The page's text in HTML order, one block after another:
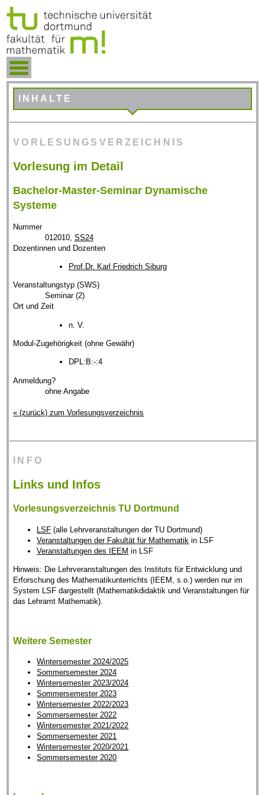
INHALTE
VORLESUNGSVERZEICHNIS
Vorlesung im Detail
Bachelor-Master-Seminar Dynamische
Systeme
Nummer
012010, SS24
Dozentinnen und Dozenten
Prof.Dr. Karl Friedrich Siburg
Veranstaltungstyp (SWS)
Seminar (2)
Ort und Zeit
n. V.
Modul-Zugehörigkeit (ohne Gewähr)
DPL:B:-:4
Anmeldung?
ohne Angabe
« (zurück) zum Vorlesungsverzeichnis
INFO
Links und Infos
Vorlesungsverzeichnis TU Dortmund
LSF (alle Lehrveranstaltungen der TU Dortmund)
Veranstaltungen der Fakultät für Mathematik in LSF
Veranstaltungen des IEEM in LSF
Hinweis: Die Lehrveranstaltungen des Instituts für Entwicklung und
Erforschung des Mathematikunterrichts (IEEM, s.o.) werden nur im
System LSF dargestellt (Mathematikdidaktik und Veranstaltungen für
das Lehramt Mathematik).
Weitere Semester
Wintersemester 2024/2025
Sommersemester 2024
Wintersemester 2023/2024
Sommersemester 2023
Wintersemester 2022/2023
Sommersemester 2022
Wintersemester 2021/2022
Sommersemester 2021
Wintersemester 2020/2021
Sommersemester 2020